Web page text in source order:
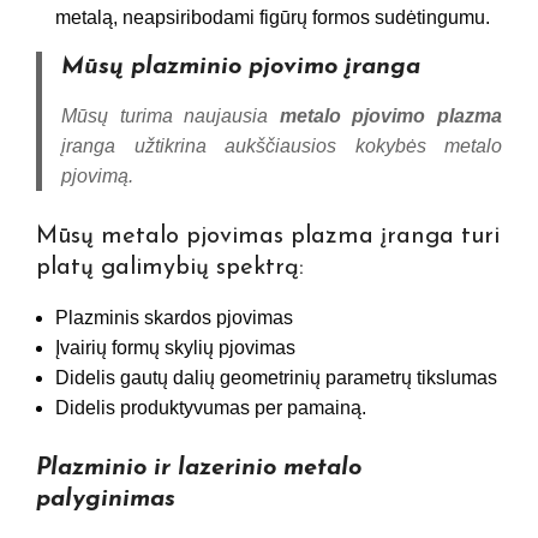
metalą, neapsiribodami figūrų formos sudėtingumu.
Mūsų plazminio pjovimo įranga
Mūsų turima naujausia metalo pjovimo plazma
įranga užtikrina aukščiausios kokybės metalo
pjovimą.
Mūsų metalo pjovimas plazma įranga turi
platų galimybių spektrą:
Plazminis skardos pjovimas
Įvairių formų skylių pjovimas
Didelis gautų dalių geometrinių parametrų tikslumas
Didelis produktyvumas per pamainą.
Plazminio ir lazerinio metalo
palyginimas